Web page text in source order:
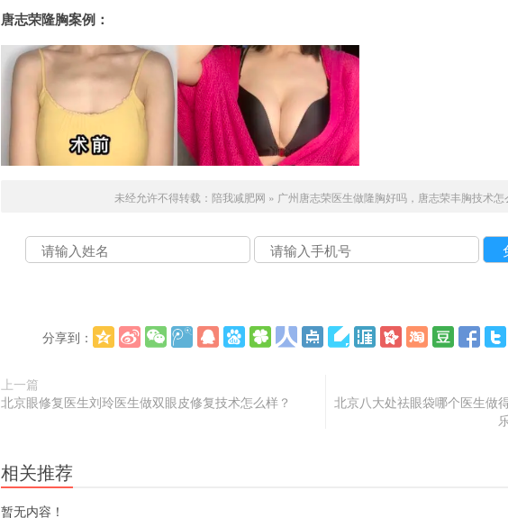
唐志荣隆胸案例：
未经允许不得转载： 陪我减肥网 » 广州唐志荣医生做隆胸好吗，唐志荣丰胸技术怎
分享到：
上一篇
北京眼修复医生刘玲医生做双眼皮修复技术怎么样？
北京八大处祛眼袋哪个医生做
相关推荐
暂无内容！